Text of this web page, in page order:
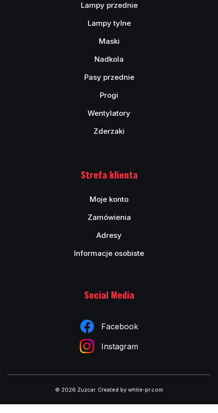
Lampy przednie
Lampy tylne
Maski
Nadkola
Pasy przednie
Progi
Wentylatory
Zderzaki
Strefa klienta
Moje konto
Zamówienia
Adresy
Informacje osobiste
Social Media
Facebook
Instagram
© 2026 Zuzcar. Created by white-pr.com